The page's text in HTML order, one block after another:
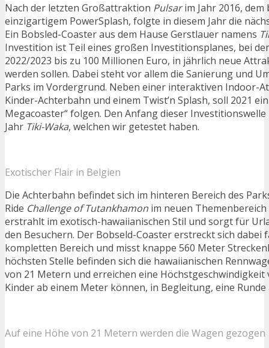
Nach der letzten Großattraktion Pulsarim Jahr 2016,
einzigartigem PowerSplash, folgte in diesem Jahr die
Ein Bobsled-Coaster aus dem Hause Gerstlauer namens
Investition ist Teil eines großen Investitionsplanes, bei
2022/2023 bis zu 100 Millionen Euro, in jährlich neue
werden sollen. Dabei steht vor allem die Sanierung und
Parks im Vordergrund. Neben einer interaktiven Indoor-
Kinder-Achterbahn und einem Twist’n Splash, soll 2021
Megacoaster“ folgen. Den Anfang dieser Investitionswelle
Jahr Tiki-Waka, welchen wir getestet haben.
Exotischer Flair in Belgien
Die Achterbahn befindet sich im hinteren Bereich des
Ride Challenge of Tutankhamon im neuen Themenbereich
erstrahlt im exotisch-hawaiianischen Stil und sorgt für
den Besuchern. Der Bobseld-Coaster erstreckt sich dabei
kompletten Bereich und misst knappe 560 Meter
höchsten Stelle befinden sich die hawaiianischen
von 21 Metern und erreichen eine Höchstgeschwindigkeit
Kinder ab einem Meter können, in Begleitung, eine
Auf eine Höhe von 21 Metern werden die Wagen gezogen